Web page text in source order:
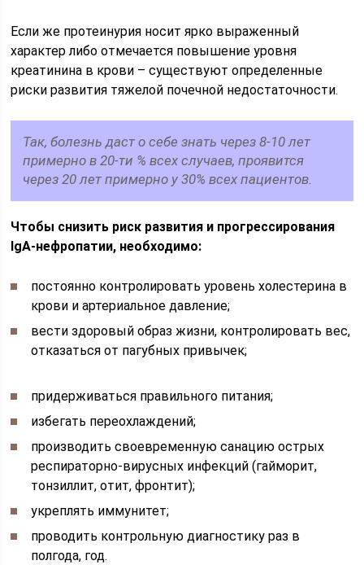
Если же протеинурия носит ярко выраженный
характер либо отмечается повышение уровня
креатинина в крови – существуют определенные
риски развития тяжелой почечной недостаточности.
Так, болезнь даст о себе знать через 8-10 лет
примерно в 20-ти % всех случаев, проявится
через 20 лет примерно у 30% всех пациентов.
Чтобы снизить риск развития и прогрессирования
IgA-нефропатии, необходимо:
постоянно контролировать уровень холестерина в
крови и артериальное давление;
вести здоровый образ жизни, контролировать вес,
отказаться от пагубных привычек;
придерживаться правильного питания;
избегать переохлаждений;
производить своевременную санацию острых
респираторно-вирусных инфекций (гайморит,
тонзиллит, отит, фронтит);
укреплять иммунитет;
проводить контрольную диагностику раз в
полгода, год.